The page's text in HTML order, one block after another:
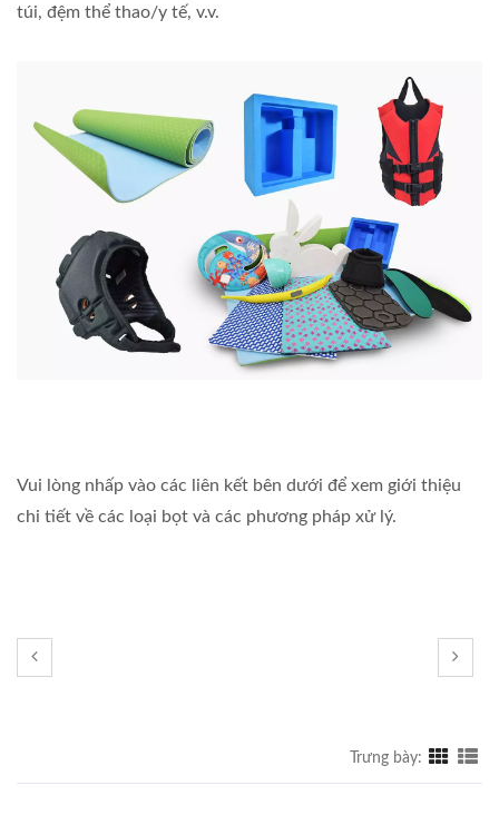
túi, đệm thể thao/y tế, v.v.
Vui lòng nhấp vào các liên kết bên dưới để xem giới thiệu
chi tiết về các loại bọt và các phương pháp xử lý.
Trưng bày: